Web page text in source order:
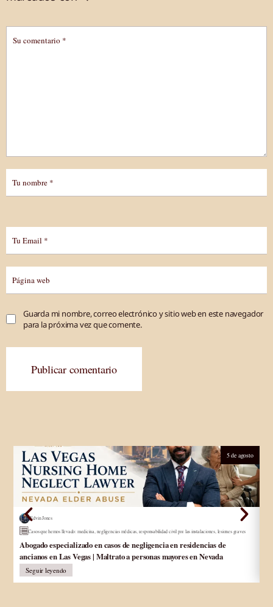
Guarda mi nombre, correo electrónico y sitio web en este navegador
para la próxima vez que comente.
Publicar comentario
5 de agosto
Edvin Jones
Casos que hemos llevado: medicina negligencias médicas responsabilidad civil por las instalaciones, lesiones graves
Abogado especializado en casos de negligencia en residencias de
ancianos en Las Vegas | Maltrato a personas mayores en Nevada
Seguir leyendo